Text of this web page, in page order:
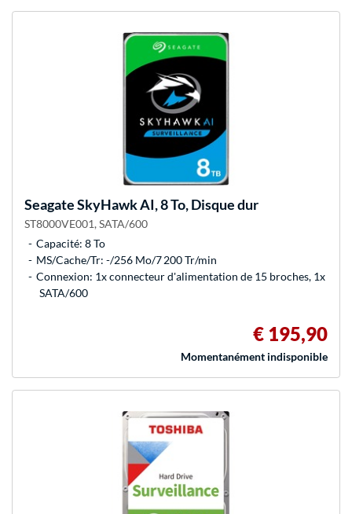
SeagateSkyHawk AI, 8 To, Disque dur
ST8000VE001, SATA/600
Capacité: 8 To
MS/Cache/Tr: -/256 Mo/7 200 Tr/min
Connexion: 1x connecteur d'alimentation de 15 broches, 1x
SATA/600
€ 195,90
Momentanément indisponible